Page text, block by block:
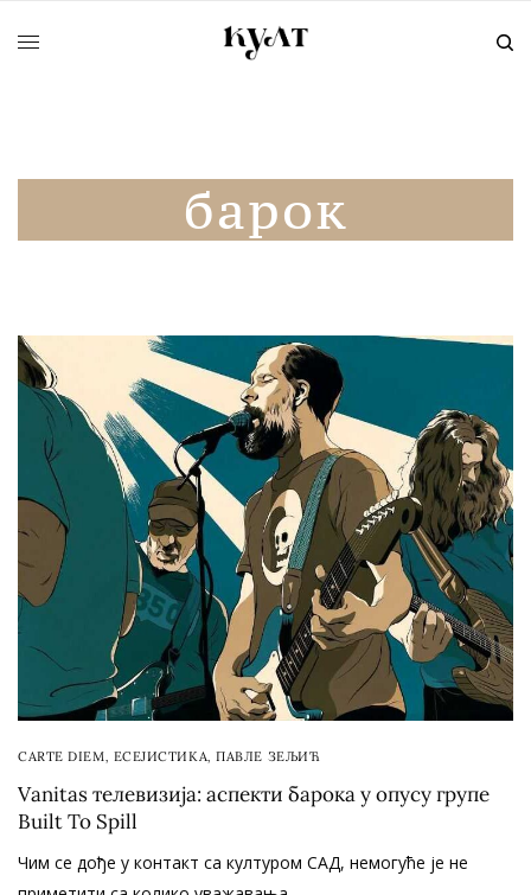
барок
CARTE DIEM, ЕСЕЈИСТИКА,ПАВЛЕ ЗЕЉИЋ
Vanitas телевизија: аспекти барока у опусу групе
Built To Spill
Чим се дође у контакт са културом САД, немогуће је не